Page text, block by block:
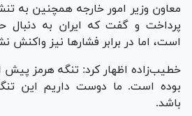
معاون وزیر امور خارجه همچنین به
پرداخت و گفت که ایران به دنبال
است، اما در برابر فشار‌ها نیز واکنش
خطیب‌زاده اظهار کرد: تنگه هرمز پیش
بوده است. ما دوست داریم این
باشد.